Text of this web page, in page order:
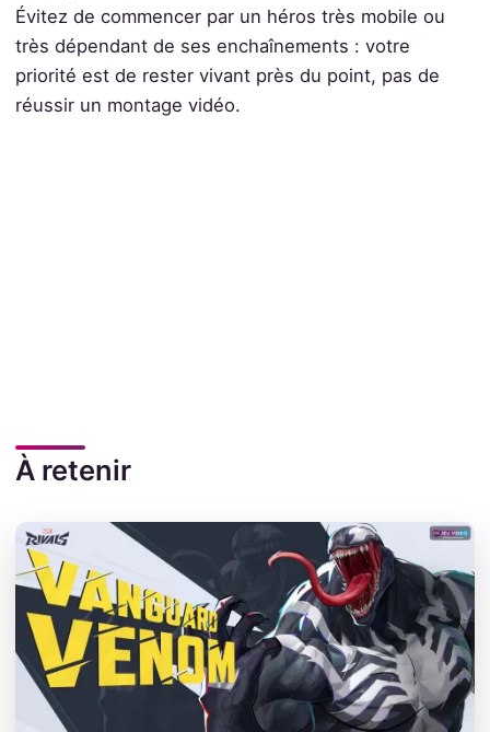
Évitez de commencer par un héros très mobile ou
très dépendant de ses enchaînements : votre
priorité est de rester vivant près du point, pas de
réussir un montage vidéo.
À retenir